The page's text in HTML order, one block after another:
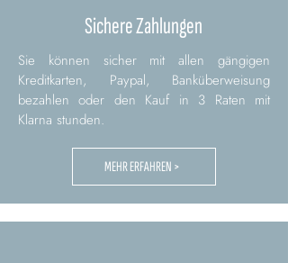
Sichere Zahlungen
Sie können sicher mit allen gängigen
Kreditkarten, Paypal, Banküberweisung
bezahlen oder den Kauf in 3 Raten mit
Klarna stunden.
MEHR ERFAHREN >